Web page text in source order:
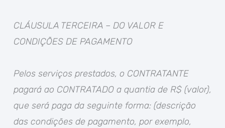
CLÁUSULA TERCEIRA – DO VALOR E
CONDIÇÕES DE PAGAMENTO
Pelos serviços prestados, o CONTRATANTE
pagará ao CONTRATADO a quantia de R$ (valor),
que será paga da seguinte forma: (descrição
das condições de pagamento, por exemplo,